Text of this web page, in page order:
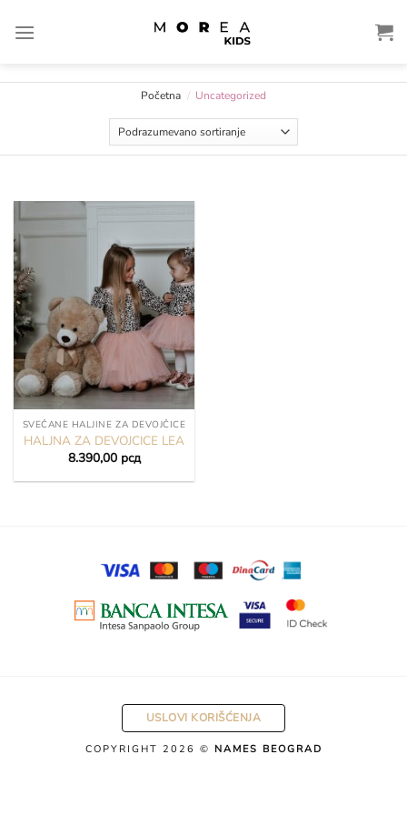
Početna / Uncategorized
SVEČANE HALJINE ZA DEVOJČICE
HALJNA ZA DEVOJCICE LEA
8.390,00 рсд
USLOVI KORIŠĆENJA
COPYRIGHT 2026 © NAMES BEOGRAD